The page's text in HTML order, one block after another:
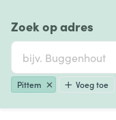
Zoek op adres
Pittem Voeg toe